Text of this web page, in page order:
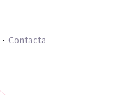
Contacta